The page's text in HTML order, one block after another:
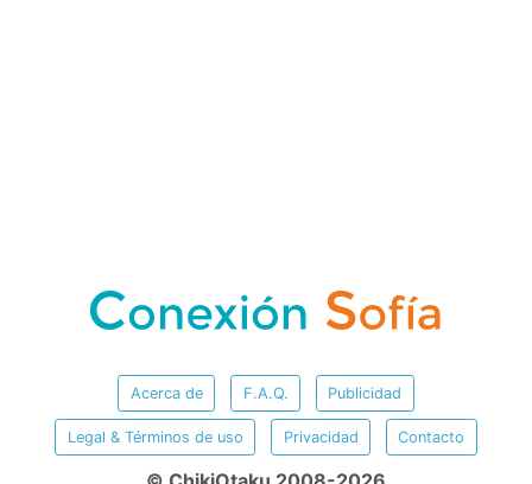
Acerca de F.A.Q. Publicidad
Legal & Términos de uso Privacidad Contacto